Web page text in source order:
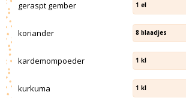
geraspt gember 1 el
koriander 8 blaadjes
kardemompoeder 1 kl
kurkuma 1 kl